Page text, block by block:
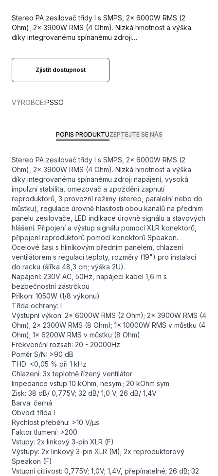
Stereo PA zesilovač třídy I s SMPS, 2x 6000W RMS (2
Ohm), 2x 3900W RMS (4 Ohm). Nízká hmotnost a výška
díky integrovanému spínanému zdroji…
Zjistit dostupnost
VÝROBCE:PSSO
POPIS PRODUKTUZEPTEJTE SE NÁS
Stereo PA zesilovač třídy I s SMPS, 2x 6000W RMS (2
Ohm), 2x 3900W RMS (4 Ohm). Nízká hmotnost a výška
díky integrovanému spínanému zdroji napájení, vysoká
impulzní stabilita, omezovač a zpoždění zapnutí
reproduktorů, 3 provozní režimy (stereo, paralelní nebo do
můstku), regulace úrovně hlasitosti obou kanálů na předním
panelu zesilovače, LED indikace úrovně signálu a stavových
hlášení. Připojení a výstup signálu pomocí XLR konektorů,
připojení reproduktorů pomocí konektorů Speakon.
Ocelové šasi s hliníkovým předním panelem, chlazení
ventilátorem s regulací teploty, rozměry (19") pro instalaci
do racku (šířka 48,3 cm; výška 2U).
Napájení: 230V AC, 50Hz, napájecí kabel 1,6 m s
bezpečnostní zástrčkou
Příkon: 1050W (1/8 výkonu)
Třída ochrany: I
Výstupní výkon: 2x 6000W RMS (2 Ohm); 2x 3900W RMS (4
Ohm); 2x 2300W RMS (8 Ohm); 1x 10000W RMS v můstku (4
Ohm); 1x 6200W RMS v můstku (8 Ohm)
Frekvenční rozsah: 20 - 20000Hz
Poměr S/N: >90 dB
THD: <0,05 % při 1 kHz
Chlazení: 3x teplotně řízený ventilátor
Impedance vstup 10 kOhm, nesym.; 20 kOhm sym.
Zisk: 38 dB/ 0,775V; 32 dB/ 1,0 V; 26 dB/ 1,4V
Barva: černá
Obvod: třída I
Rychlost přeběhu: >10 V/µs
Faktor tlumení: >200
Vstupy: 2x linkový 3-pin XLR (F)
Výstupy: 2x linkový 3-pin XLR (M); 2x reproduktorový
Speakon (F)
Vstupní citlivost: 0,775V; 1,0V; 1,4V, přepínatelné; 26 dB; 32